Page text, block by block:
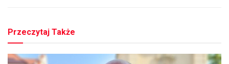
Przeczytaj Także